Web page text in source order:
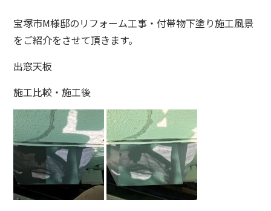
宝塚市M様邸のリフォーム工事・付帯物下塗り施工風景
をご紹介をさせて頂きます。
出窓天板
施工比較・施工後